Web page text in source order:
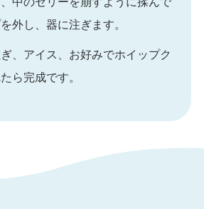
外し、器に注ぎます。
、アイス、お好みでホイップク
ら完成です。